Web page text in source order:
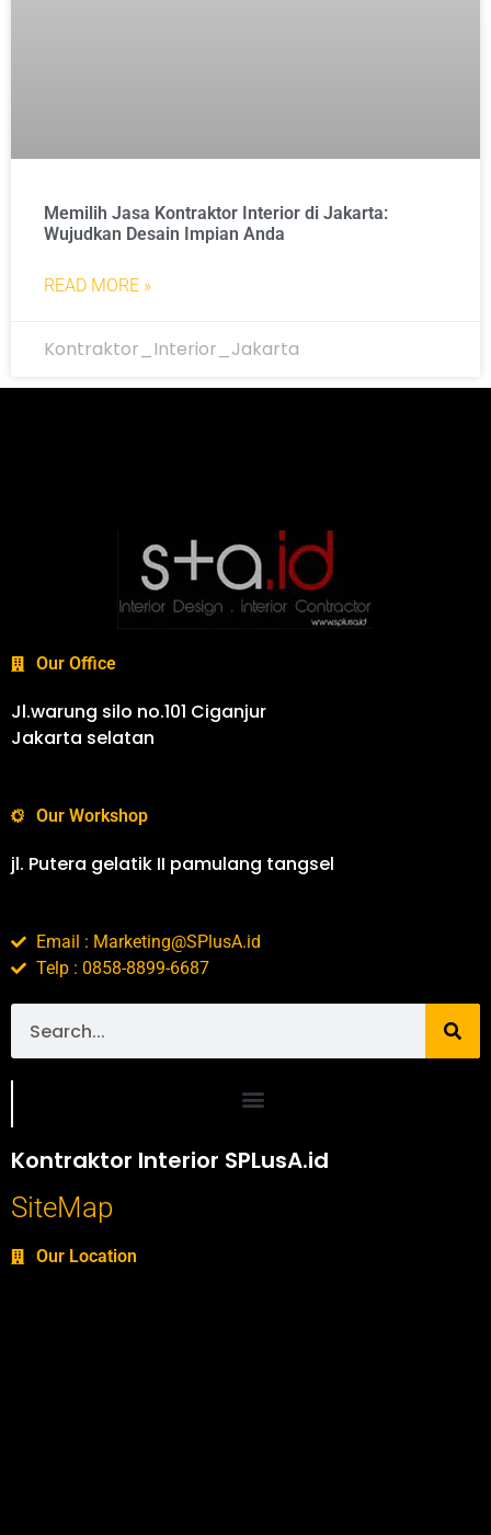
Memilih Jasa Kontraktor Interior di Jakarta:
Wujudkan Desain Impian Anda
READ MORE »
Kontraktor_Interior_Jakarta
Our Office
Jl.warung silo no.101 Ciganjur
Jakarta selatan
Our Workshop
jl. Putera gelatik II pamulang tangsel
Email : Marketing@SPlusA.id
Telp : 0858-8899-6687
Kontraktor Interior SPLusA.id
SiteMap
Our Location